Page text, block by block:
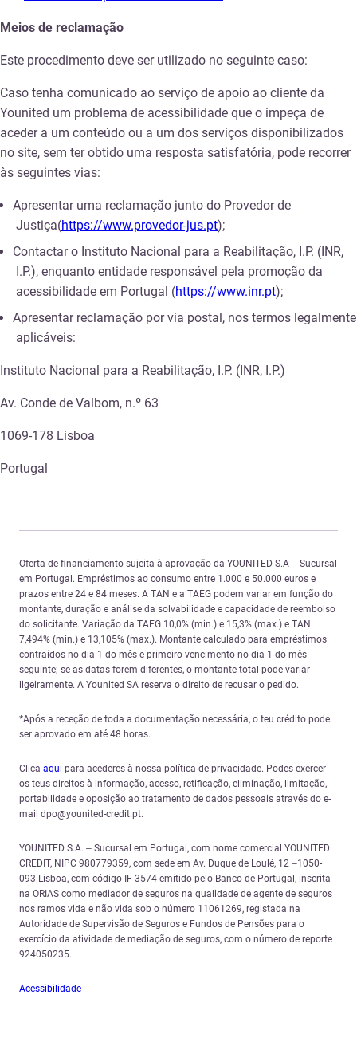
Meios de reclamação
Este procedimento deve ser utilizado no seguinte caso:
Caso tenha comunicado ao serviço de apoio ao cliente da
Younited um problema de acessibilidade que o impeça de
aceder a um conteúdo ou a um dos serviços disponibilizados
no site, sem ter obtido uma resposta satisfatória, pode recorrer
às seguintes vias:
Apresentar uma reclamação junto do Provedor de
Justiça(https://www.provedor-jus.pt);
Contactar o Instituto Nacional para a Reabilitação, I.P. (INR,
I.P.), enquanto entidade responsável pela promoção da
acessibilidade em Portugal (https://www.inr.pt);
Apresentar reclamação por via postal, nos termos legalmente
aplicáveis:
Instituto Nacional para a Reabilitação, I.P. (INR, I.P.)
Av. Conde de Valbom, n.º 63
1069-178 Lisboa
Portugal
Oferta de financiamento sujeita à aprovação da YOUNITED S.A – Sucursal
em Portugal. Empréstimos ao consumo entre 1.000 e 50.000 euros e
prazos entre 24 e 84 meses. A TAN e a TAEG podem variar em função do
montante, duração e análise da solvabilidade e capacidade de reembolso
do solicitante. Variação da TAEG 10,0% (min.) e 15,3% (max.) e TAN
7,494% (min.) e 13,105% (max.). Montante calculado para empréstimos
contraídos no dia 1 do mês e primeiro vencimento no dia 1 do mês
seguinte; se as datas forem diferentes, o montante total pode variar
ligeiramente. A Younited SA reserva o direito de recusar o pedido.
*Após a receção de toda a documentação necessária, o teu crédito pode
ser aprovado em até 48 horas.
Clica aqui para acederes à nossa política de privacidade. Podes exercer
os teus direitos à informação, acesso, retificação, eliminação, limitação,
portabilidade e oposição ao tratamento de dados pessoais através do e-
mail dpo@younited-credit.pt.
YOUNITED S.A. – Sucursal em Portugal, com nome comercial YOUNITED
CREDIT, NIPC 980779359, com sede em Av. Duque de Loulé, 12 –1050-
093 Lisboa, com código IF 3574 emitido pelo Banco de Portugal, inscrita
na ORIAS como mediador de seguros na qualidade de agente de seguros
nos ramos vida e não vida sob o número 11061269, registada na
Autoridade de Supervisão de Seguros e Fundos de Pensões para o
exercício da atividade de mediação de seguros, com o número de reporte
924050235.
Acessibilidade